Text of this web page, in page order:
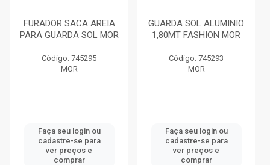
FURADOR SACA AREIA
PARA GUARDA SOL MOR
Código: 745295
MOR
Faça seu login ou
cadastre-se para
ver preços e
comprar
GUARDA SOL ALUMINIO
1,80MT FASHION MOR
Código: 745293
MOR
Faça seu login ou
cadastre-se para
ver preços e
comprar